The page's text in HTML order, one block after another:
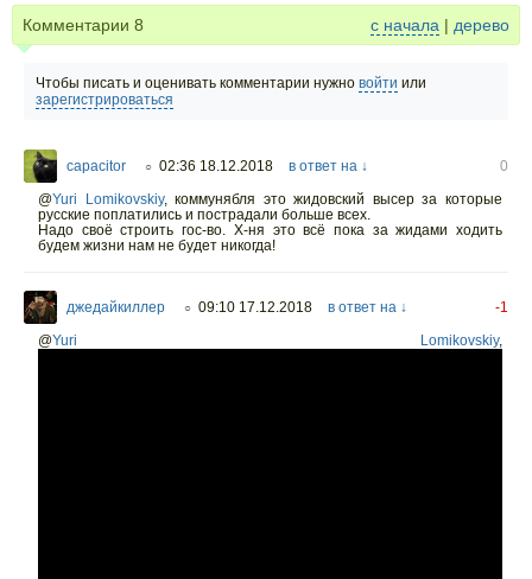
Комментарии 8 с начала | дерево
Чтобы писать и оценивать комментарии нужно войти или
зарегистрироваться
capacitor ○ 02:36 18.12.2018 в ответ на ↓
0
@Yuri Lomikovskiy, коммунябля это жидовский высер за которые
русские поплатились и пострадали больше всех.
Надо своё строить гос-во. Х-ня это всё пока за жидами ходить
будем жизни нам не будет никогда!
джедайкиллер ○ 09:10 17.12.2018 в ответ на ↓
-1
@Yuri Lomikovskiy,